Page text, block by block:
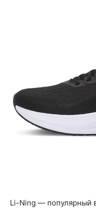
Li-Ning — популярный